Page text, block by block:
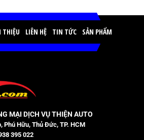
THIỆU LIÊN HỆ TIN TỨC SẢN PHẨM
MẠI DỊCH VỤ THIỆN AUTO
Phú Hữu, Thủ Đức, TP. HCM
395 022